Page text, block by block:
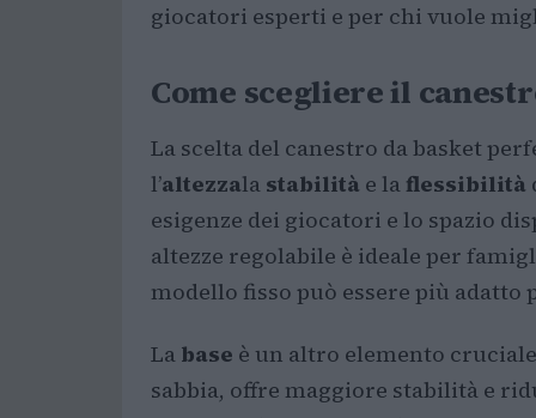
giocatori esperti e per chi vuole
Come scegliere il
La scelta del canestro da basket
l’altezzala stabilità e la flessibilità
esigenze dei giocatori e lo spazio
altezze regolabile è ideale per
modello fisso può essere più
La base è un altro elemento
sabbia, offre maggiore stabilità e